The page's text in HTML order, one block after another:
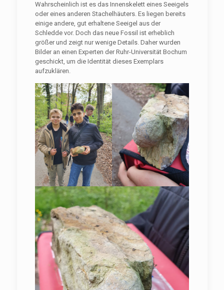
Wahrscheinlich ist es das Innenskelett eines Seeigels
oder eines anderen Stachelhäuters. Es liegen bereits
einige andere, gut erhaltene Seeigel aus der
Schledde vor. Doch das neue Fossil ist erheblich
größer und zeigt nur wenige Details. Daher wurden
Bilder an einen Experten der Ruhr-Universität Bochum
geschickt, um die Identität dieses Exemplars
aufzuklären.